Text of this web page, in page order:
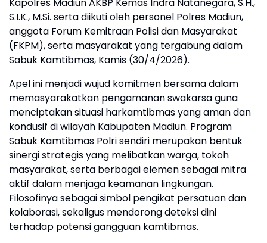
S.I.K., M.Si. serta diikuti oleh personel Polres Madiun,
anggota Forum Kemitraan Polisi dan Masyarakat
(FKPM), serta masyarakat yang tergabung dalam
Sabuk Kamtibmas, Kamis (30/4/2026).
Apel ini menjadi wujud komitmen bersama dalam
memasyarakatkan pengamanan swakarsa guna
menciptakan situasi harkamtibmas yang aman dan
kondusif di wilayah Kabupaten Madiun. Program
Sabuk Kamtibmas Polri sendiri merupakan bentuk
sinergi strategis yang melibatkan warga, tokoh
masyarakat, serta berbagai elemen sebagai mitra
aktif dalam menjaga keamanan lingkungan.
Filosofinya sebagai simbol pengikat persatuan dan
kolaborasi, sekaligus mendorong deteksi dini
terhadap potensi gangguan kamtibmas.